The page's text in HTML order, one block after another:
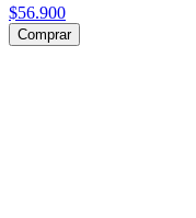
$56.900
Comprar